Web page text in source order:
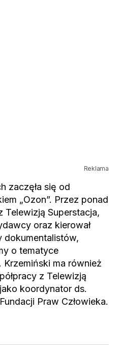
Reklama
zaczęła się od
„Ozon”. Przez ponad
Telewizją Superstacja,
oraz kierował
dokumentalistów,
o tematyce
Krzemiński ma również
z Telewizją
koordynator ds.
Praw Człowieka.